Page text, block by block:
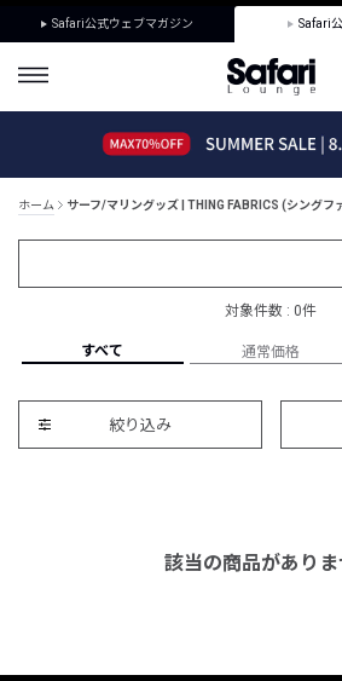
Safari公式ウェブマガジン Safari
ホーム サーフ/マリングッズ | THING FABRICS (シングフ
対象件数 : 0件
すべて 通常価格
絞り込み
該当の商品があり